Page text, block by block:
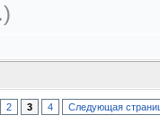
2 3 4 Следующая